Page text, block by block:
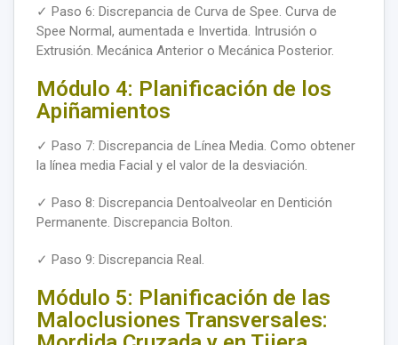
✓ Paso 6: Discrepancia de Curva de Spee. Curva de
Spee Normal, aumentada e Invertida. Intrusión o
Extrusión. Mecánica Anterior o Mecánica Posterior.
Módulo 4: Planificación de los
Apiñamientos
✓ Paso 7: Discrepancia de Línea Media. Como obtener
la línea media Facial y el valor de la desviación.
✓ Paso 8: Discrepancia Dentoalveolar en Dentición
Permanente. Discrepancia Bolton.
✓ Paso 9: Discrepancia Real.
Módulo 5: Planificación de las
Maloclusiones Transversales: